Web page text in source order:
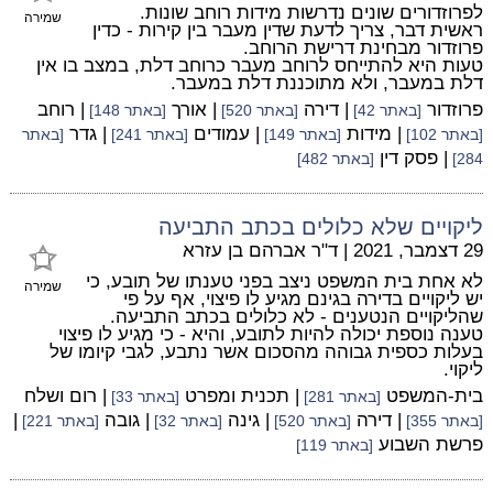
שמירה
לפרוזדורים שונים נדרשות מידות רוחב שונות.
ראשית דבר, צריך לדעת שדין מעבר בין קירות - כדין
פרוזדור מבחינת דרישת הרוחב.
טעות היא להתייחס לרוחב מעבר כרוחב דלת, במצב בו אין
דלת במעבר, ולא מתוכננת דלת במעבר.
פרוזדור [באתר 42] | דירה [באתר 520] | אורך [באתר 148] | רוחב
[באתר 102] | מידות [באתר 149] | עמודים [באתר 241] | גדר [באתר
284]
| פסק דין [באתר 482]
ליקויים שלא כלולים בכתב התביעה
שמירה
29 דצמבר, 2021 | ד"ר אברהם בן עזרא
לא אחת בית המשפט ניצב בפני טענתו של תובע, כי
יש ליקויים בדירה בגינם מגיע לו פיצוי, אף על פי
שהליקויים הנטענים - לא כלולים בכתב התביעה.
טענה נוספת יכולה להיות לתובע, והיא - כי מגיע לו פיצוי
בעלות כספית גבוהה מהסכום אשר נתבע, לגבי קיומו של
ליקוי.
בית-המשפט [באתר 281] | תכנית ומפרט [באתר 33] | רום ושלח
[באתר 355] | דירה [באתר 520] | גינה [באתר 32] | גובה [באתר 221]
|
פרשת השבוע [באתר 119]